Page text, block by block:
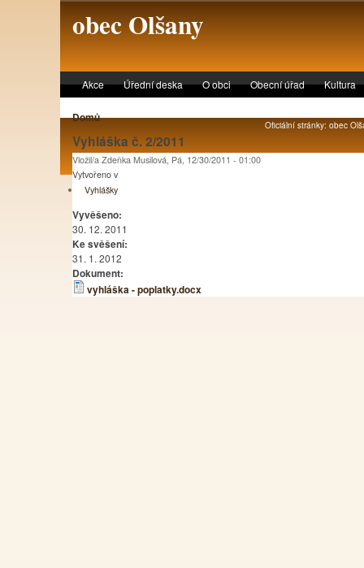
obec Olšany
Akce Úřední deska O obci Obecní úřad Kultura
Domů
Vyhláška č. 2/2011
Vložil/a Zdeňka Musilová, Pá, 12/30/2011 - 01:00
Vytvořeno v
Vyhlášky
Vyvěšeno:
30. 12. 2011
Ke svěšení:
31. 1. 2012
Dokument:
vyhláška - poplatky.docx
Oficiální stránky: obec